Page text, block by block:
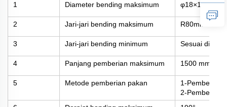
1 Diameter bending maksimum φ18×1.6mm
2 Jari-jari bending maksimum R80mm
3 Jari-jari bending minimum Sesuai
4 Panjang pemberian maksimum 1500 mm
5 Metode pemberian pakan
1-Pemberian
2-Pemberian